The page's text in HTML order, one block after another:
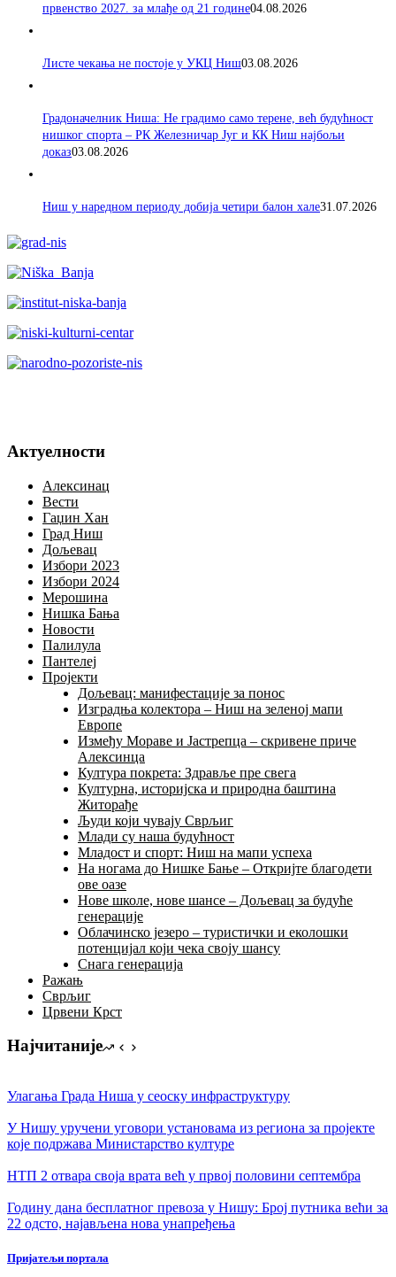
првенство 2027. за млађе од 21 године04.08.2026
Листе чекања не постоје у УКЦ Ниш03.08.2026
Градоначелник Ниша: Не градимо само терене, већ будућност
нишког спорта – РК Железничар Југ и КК Ниш најбољи
доказ03.08.2026
Ниш у наредном периоду добија четири балон хале31.07.2026
Актуелности
Алексинац
Вести
Гаџин Хан
Град Ниш
Дољевац
Избори 2023
Избори 2024
Мерошина
Нишка Бања
Новости
Палилула
Пантелеј
Пројекти
Дољевац: манифестације за понос
Изградња колектора – Ниш на зеленој мапи
Европе
Између Мораве и Јастрепца – скривене приче
Алексинца
Култура покрета: Здравље пре свега
Културна, историјска и природна баштина
Житорађе
Људи који чувају Сврљиг
Млади су наша будућност
Младост и спорт: Ниш на мапи успеха
На ногама до Нишке Бање – Откријте благодети
ове оазе
Нове школе, нове шансе – Дољевац за будуће
генерације
Облачинско језеро – туристички и еколошки
потенцијал који чека своју шансу
Снага генерација
Ражањ
Сврљиг
Црвени Крст
Најчитаније
Улагања Града Ниша у сеоску инфраструктуру
У Нишу уручени уговори установама из региона за пројекте
којe подржава Министарство културе
НТП 2 отвара своја врата већ у првој половини септембра
Годину дана бесплатног превоза у Нишу: Број путника већи за
22 одсто, најављена нова унапређења
Пријатељи портала